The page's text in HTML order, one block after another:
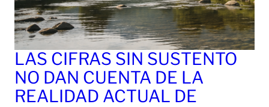
LAS CIFRAS SIN SUSTENTO
NO DAN CUENTA DE LA
REALIDAD ACTUAL DE